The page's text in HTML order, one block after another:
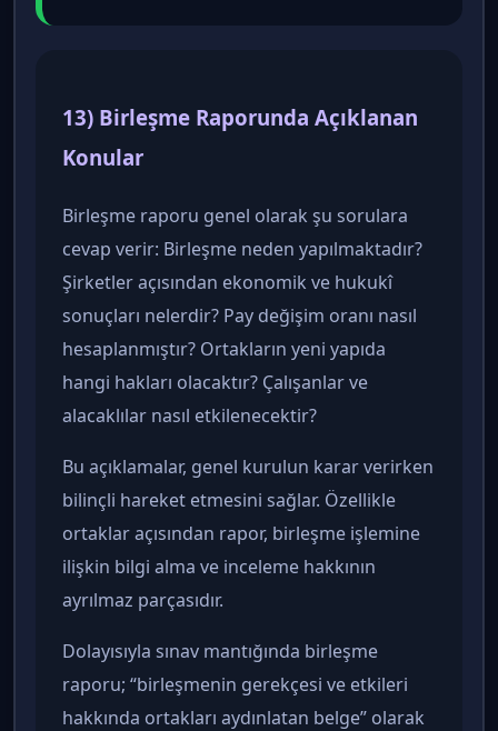
13) Birleşme Raporunda Açıklanan
Konular
Birleşme raporu genel olarak şu sorulara
cevap verir: Birleşme neden yapılmaktadır?
Şirketler açısından ekonomik ve hukukî
sonuçları nelerdir? Pay değişim oranı nasıl
hesaplanmıştır? Ortakların yeni yapıda
hangi hakları olacaktır? Çalışanlar ve
alacaklılar nasıl etkilenecektir?
Bu açıklamalar, genel kurulun karar verirken
bilinçli hareket etmesini sağlar. Özellikle
ortaklar açısından rapor, birleşme işlemine
ilişkin bilgi alma ve inceleme hakkının
ayrılmaz parçasıdır.
Dolayısıyla sınav mantığında birleşme
raporu; “birleşmenin gerekçesi ve etkileri
hakkında ortakları aydınlatan belge” olarak